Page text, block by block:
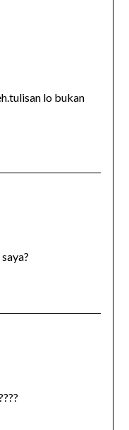
lo bukan